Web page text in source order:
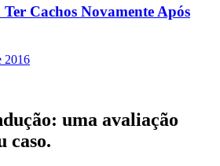
Cachos Novamente Após
2016
uma avaliação
caso.